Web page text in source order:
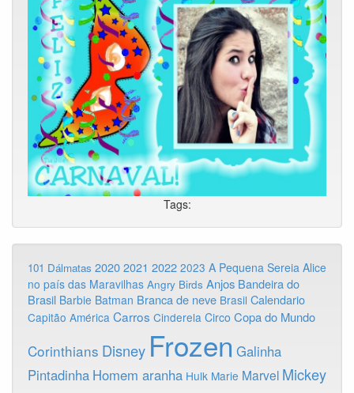
Tags:
101 Dálmatas 2020 2021 2022 2023 A Pequena Sereia Alice
no país das Maravilhas Angry Birds Anjos Bandeira do
Brasil Barbie Batman Branca de neve Brasil Calendario
Capitão América Carros Cinderela Circo Copa do Mundo
Corinthians Disney Frozen Galinha
Pintadinha Homem aranha Hulk Marie Marvel Mickey